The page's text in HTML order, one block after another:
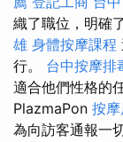
織了職位，明確
雄 身體按摩課程
行。 台中按摩排
適合他們性格的
PlazmaPon 按
為向訪客通報一